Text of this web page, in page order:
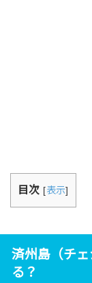
目次 [表示]
済州島（チ
る？